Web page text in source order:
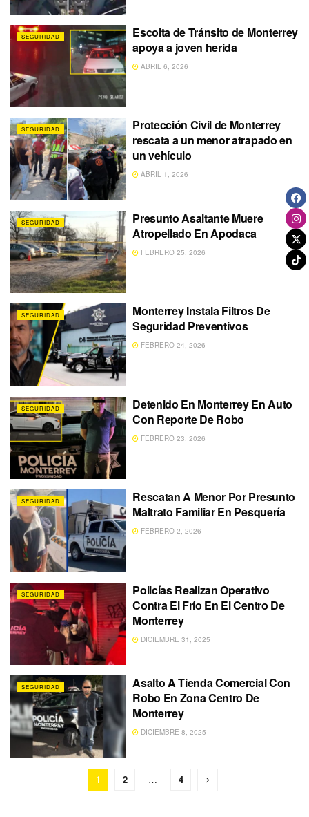
SEGURIDAD
Escolta de Tránsito de Monterrey
apoya a joven herida
ABRIL 6, 2026
SEGURIDAD
Protección Civil de Monterrey
rescata a un menor atrapado en
un vehículo
ABRIL 1, 2026
SEGURIDAD
Presunto Asaltante Muere
Atropellado En Apodaca
FEBRERO 25, 2026
SEGURIDAD
Monterrey Instala Filtros De
Seguridad Preventivos
FEBRERO 24, 2026
SEGURIDAD
Detenido En Monterrey En Auto
Con Reporte De Robo
FEBRERO 23, 2026
SEGURIDAD
Rescatan A Menor Por Presunto
Maltrato Familiar En Pesquería
FEBRERO 2, 2026
SEGURIDAD
Policías Realizan Operativo
Contra El Frío En El Centro De
Monterrey
DICIEMBRE 31, 2025
SEGURIDAD
Asalto A Tienda Comercial Con
Robo En Zona Centro De
Monterrey
DICIEMBRE 8, 2025
1 2 … 4